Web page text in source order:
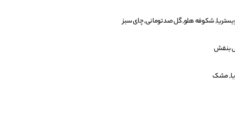
شکوفه هلو, گل صدتومانی, چای سبز
بنفش
مشک